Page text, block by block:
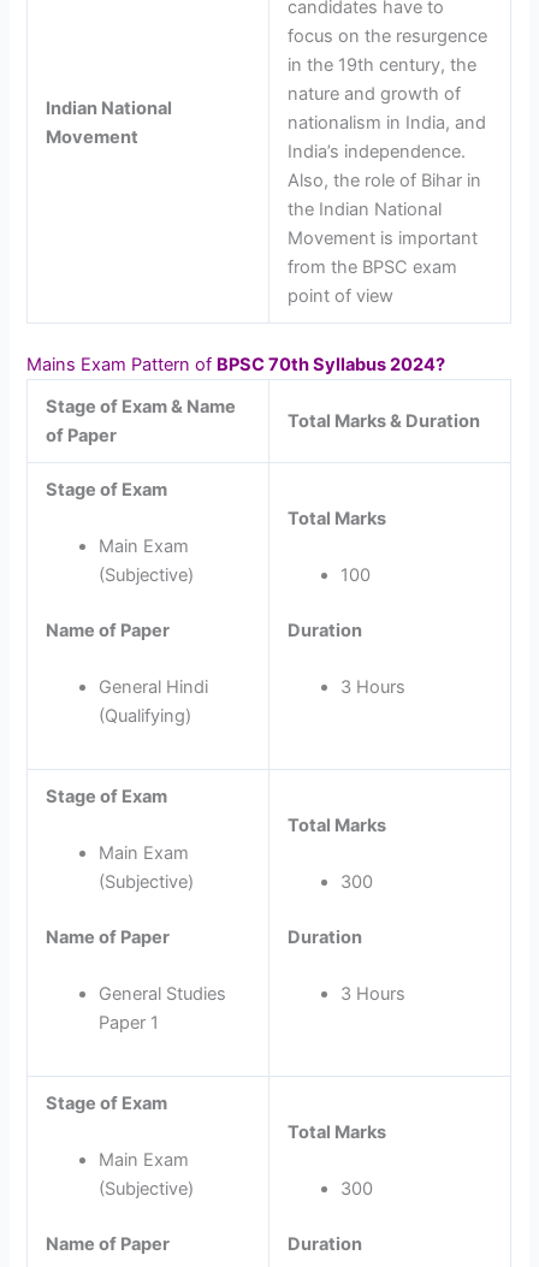
Indian National
Movement
candidates have to
focus on the resurgence
in the 19th century, the
nature and growth of
nationalism in India, and
India’s independence.
Also, the role of Bihar in
the Indian National
Movement is important
from the BPSC exam
point of view
Mains Exam Pattern of BPSC 70th Syllabus 2024?
Stage of Exam & Name
of Paper
Total Marks & Duration
Stage of Exam
Main Exam
(Subjective)
Name of Paper
General Hindi
(Qualifying)
Total Marks
100
Duration
3 Hours
Stage of Exam
Main Exam
(Subjective)
Name of Paper
General Studies
Paper 1
Total Marks
300
Duration
3 Hours
Stage of Exam
Main Exam
(Subjective)
Name of Paper
Total Marks
300
Duration